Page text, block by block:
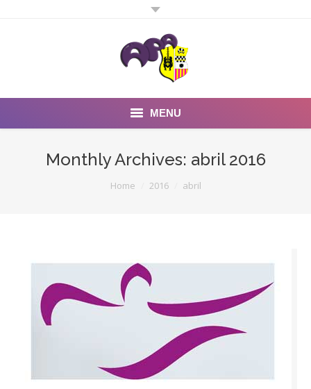
MENU
Inicio
Preguntas Frecuentes
Quienes somos
Info cookies
Monthly Archives: abril 2016
Home 2016 abril